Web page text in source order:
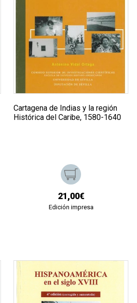
Cartagena de Indias y la región
Histórica del Caribe, 1580-1640
21,00€
Edición impresa